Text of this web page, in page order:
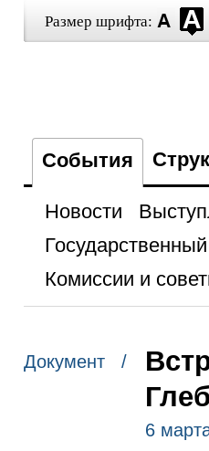
Размер шрифта:
События
Новости
Комиссии и
Документ /
6